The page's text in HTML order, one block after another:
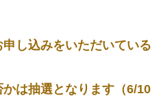
し込みをいただいている
は抽選となります（6/10